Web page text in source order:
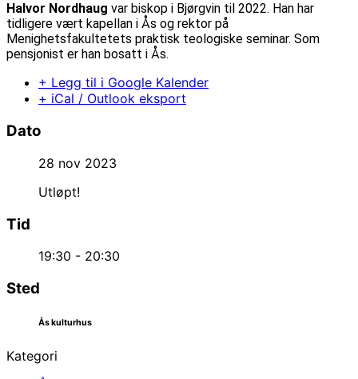
Halvor Nordhaug var biskop i Bjørgvin til 2022. Han har
tidligere vært kapellan i Ås og rektor på
Menighetsfakultetets praktisk teologiske seminar. Som
pensjonist er han bosatt i Ås.
+ Legg til i Google Kalender
+ iCal / Outlook eksport
Dato
28 nov 2023
Utløpt!
Tid
19:30 - 20:30
Sted
Ås kulturhus
Kategori